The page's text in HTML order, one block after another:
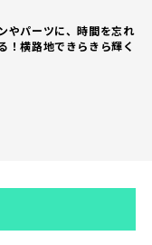
やパーツに、時間を忘れ
！横路地できらきら輝く